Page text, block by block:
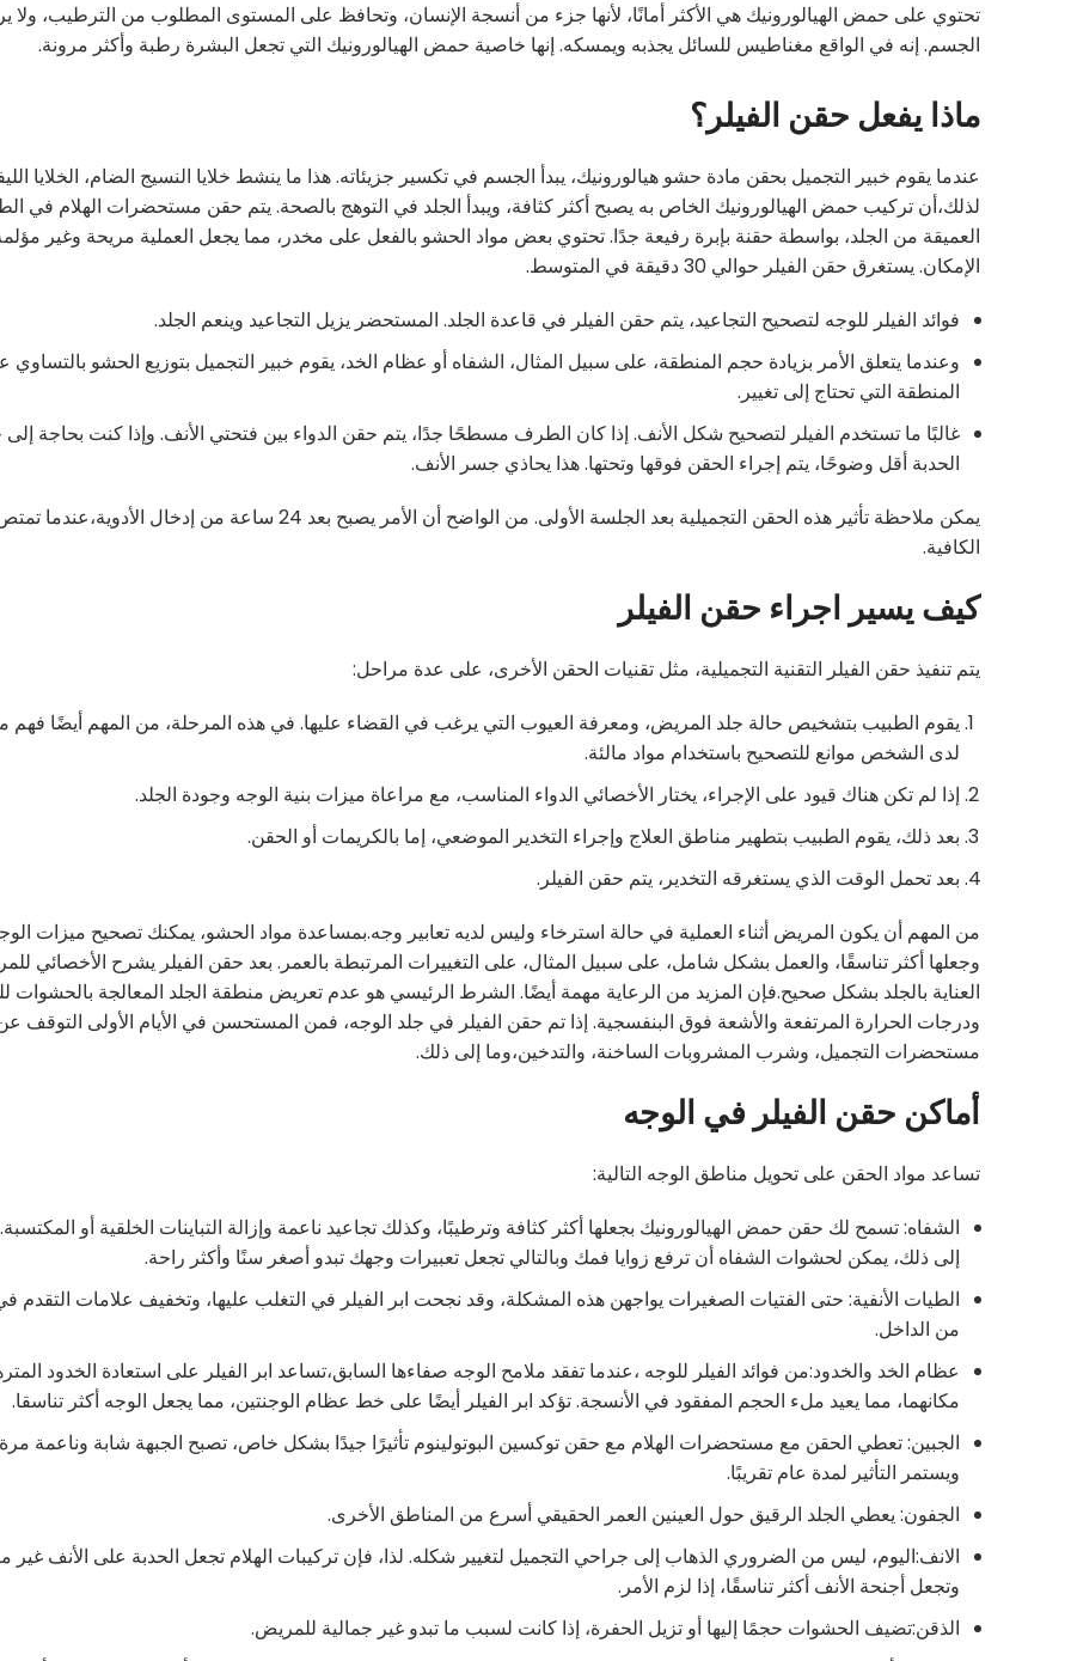
تحتوي على حمض الهيالورونيك هي الأكثر أمانًا، لأنها جزء من أنسجة الإنسان، وتحافظ على المستوى المطلوب من الترطيب، ولا
الجسم. إنه في الواقع مغناطيس للسائل يجذبه ويمسكه. إنها خاصية حمض الهيالورونيك التي تجعل البشرة رطبة وأكثر مرونة.
ماذا يفعل حقن الفيلر؟
عندما يقوم خبير التجميل بحقن مادة حشو هيالورونيك، يبدأ الجسم في تكسير جزيئاته. هذا ما ينشط خلايا النسيج الضام، الخلايا
لذلك،أن تركيب حمض الهيالورونيك الخاص به يصبح أكثر كثافة، ويبدأ الجلد في التوهج بالصحة. يتم حقن مستحضرات الهلام في
العميقة من الجلد، بواسطة حقنة بإبرة رفيعة جدًا. تحتوي بعض مواد الحشو بالفعل على مخدر، مما يجعل العملية مريحة وغير
الإمكان. يستغرق حقن الفيلر حوالي 30 دقيقة في المتوسط.
فوائد الفيلر للوجه لتصحيح التجاعيد، يتم حقن الفيلر في قاعدة الجلد. المستحضر يزيل التجاعيد وينعم الجلد.
وعندما يتعلق الأمر بزيادة حجم المنطقة، على سبيل المثال، الشفاه أو عظام الخد، يقوم خبير التجميل بتوزيع الحشو بالتساوي
المنطقة التي تحتاج إلى تغيير.
غالبًا ما تستخدم الفيلر لتصحيح شكل الأنف. إذا كان الطرف مسطحًا جدًا، يتم حقن الدواء بين فتحتي الأنف. وإذا كنت بحاجة
الحدبة أقل وضوحًا، يتم إجراء الحقن فوقها وتحتها. هذا يحاذي جسر الأنف.
يمكن ملاحظة تأثير هذه الحقن التجميلية بعد الجلسة الأولى. من الواضح أن الأمر يصبح بعد 24 ساعة من
الكافية.
كيف يسير اجراء حقن الفيلر
يتم تنفيذ حقن الفيلر التقنية التجميلية، مثل تقنيات الحقن الأخرى، على عدة مراحل:
يقوم الطبيب بتشخيص حالة جلد المريض، ومعرفة العيوب التي يرغب في القضاء عليها. في هذه المرحلة، من المهم أيضًا فهم
لدى الشخص موانع للتصحيح باستخدام مواد مالئة.
إذا لم تكن هناك قيود على الإجراء، يختار الأخصائي الدواء المناسب، مع مراعاة ميزات بنية الوجه وجودة الجلد.
بعد ذلك، يقوم الطبيب بتطهير مناطق العلاج وإجراء التخدير الموضعي، إما بالكريمات أو الحقن.
بعد تحمل الوقت الذي يستغرقه التخدير، يتم حقن الفيلر.
من المهم أن يكون المريض أثناء العملية في حالة استرخاء وليس لديه تعابير وجه.بمساعدة مواد الحشو، يمكنك تصحيح ميزات
وجعلها أكثر تناسقًا، والعمل بشكل شامل، على سبيل المثال، على التغييرات المرتبطة بالعمر. بعد حقن الفيلر يشرح الأخصائي
العناية بالجلد بشكل صحيح.فإن المزيد من الرعاية مهمة أيضًا. الشرط الرئيسي هو عدم تعريض منطقة الجلد المعالجة بالحشوات
ودرجات الحرارة المرتفعة والأشعة فوق البنفسجية. إذا تم حقن الفيلر في جلد الوجه، فمن المستحسن في الأيام الأولى التوقف
مستحضرات التجميل، وشرب المشروبات الساخنة، والتدخين،وما إلى ذلك.
أماكن حقن الفيلر في الوجه
تساعد مواد الحقن على تحويل مناطق الوجه التالية:
الشفاه: تسمح لك حقن حمض الهيالورونيك بجعلها أكثر كثافة وترطيبًا، وكذلك تجاعيد ناعمة وإزالة التباينات الخلقية أو
إلى ذلك، يمكن لحشوات الشفاه أن ترفع زوايا فمك وبالتالي تجعل تعبيرات وجهك تبدو أصغر سنًا وأكثر راحة.
الطيات الأنفية: حتى الفتيات الصغيرات يواجهن هذه المشكلة، وقد نجحت ابر الفيلر في التغلب عليها، وتخفيف علامات التقدم
من الداخل.
عظام الخد والخدود:من فوائد الفيلر للوجه ،عندما تفقد ملامح الوجه صفاءها السابق،تساعد ابر الفيلر على استعادة الخدود
مكانهما، مما يعيد ملء الحجم المفقود في الأنسجة. تؤكد ابر الفيلر أيضًا على خط عظام الوجنتين، مما يجعل الوجه أكثر تناسقا.
الجبين: تعطي الحقن مع مستحضرات الهلام مع حقن توكسين البوتولينوم تأثيرًا جيدًا بشكل خاص، تصبح الجبهة شابة وناعمة
ويستمر التأثير لمدة عام تقريبًا.
الجفون: يعطي الجلد الرقيق حول العينين العمر الحقيقي أسرع من المناطق الأخرى.
الانف:اليوم، ليس من الضروري الذهاب إلى جراحي التجميل لتغيير شكله. لذا، فإن تركيبات الهلام تجعل الحدبة على الأنف غير
وتجعل أجنحة الأنف أكثر تناسقًا، إذا لزم الأمر.
الذقن:تضيف الحشوات حجمًا إليها أو تزيل الحفرة، إذا كانت لسبب ما تبدو غير جمالية للمريض.